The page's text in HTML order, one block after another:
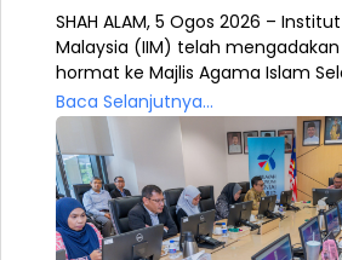
SHAH ALAM, 5 Ogos 2026 –
Malaysia (IIM) telah
hormat ke Majlis Agama Islam
Baca Selanjutnya...